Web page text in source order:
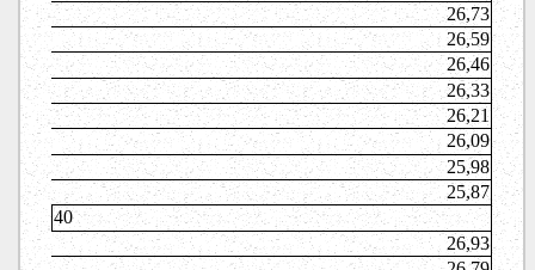
26,73
26,59
26,46
26,33
26,21
26,09
25,98
25,87
40
26,93